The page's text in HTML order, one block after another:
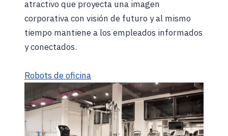
atractivo que proyecta una imagen
corporativa con visión de futuro y al mismo
tiempo mantiene a los empleados informados
y conectados.
Robots de oficina